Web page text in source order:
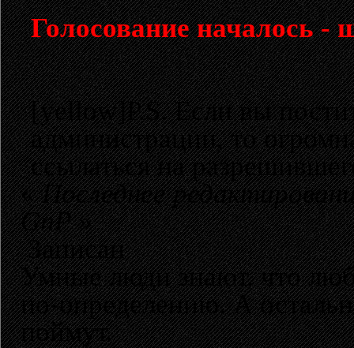
Голосование началось -
[yellow]P.S. Если вы
администрации, то
ссылаться на
«Последнее
GnP»
Записан
Умные люди знают, что
по-определению. А
поймут.